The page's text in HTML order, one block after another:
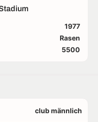
1977
Rasen
5500
club männlich